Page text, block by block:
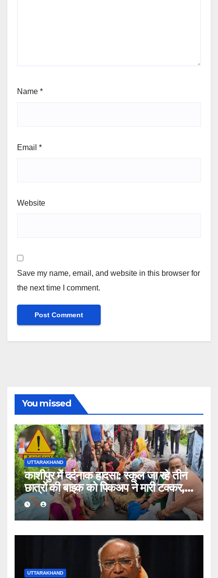
Name *
Email *
Website
Save my name, email, and website in this browser for
the next time I comment.
You missed
UTTARAKHAND
काशीपुर में दर्दनाक हादसा: स्कूल जा रहे तीन
छात्रों की बाइक को पिकअप ने मारी टक्कर,
एक की मौत, दो घायल
UTTARAKHAND